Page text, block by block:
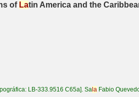
of Latin America and the
LB-333.9516 C65a .Sala Fabio